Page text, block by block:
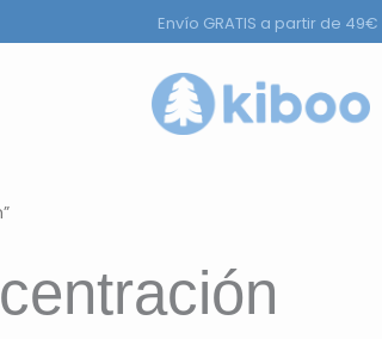
Envío GRATIS a partir de 49€